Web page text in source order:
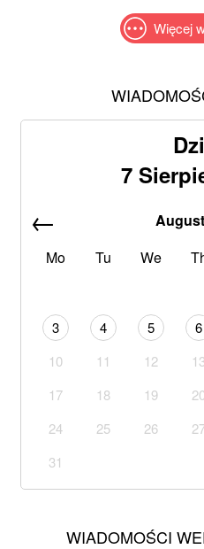
Więcej
7
August
Mo
Tu We
3
4 5 6
10
11 12 13
17
18 19
24
25 26
31
WIADOMOŚCI